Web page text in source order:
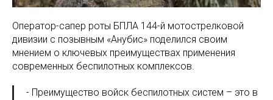
Оператор-сапер роты БПЛА 144-й мотострелковой
дивизии с позывным «Анубис» поделился своим
мнением о ключевых преимуществах применения
современных беспилотных комплексов.
- Преимущество войск беспилотных систем – это в